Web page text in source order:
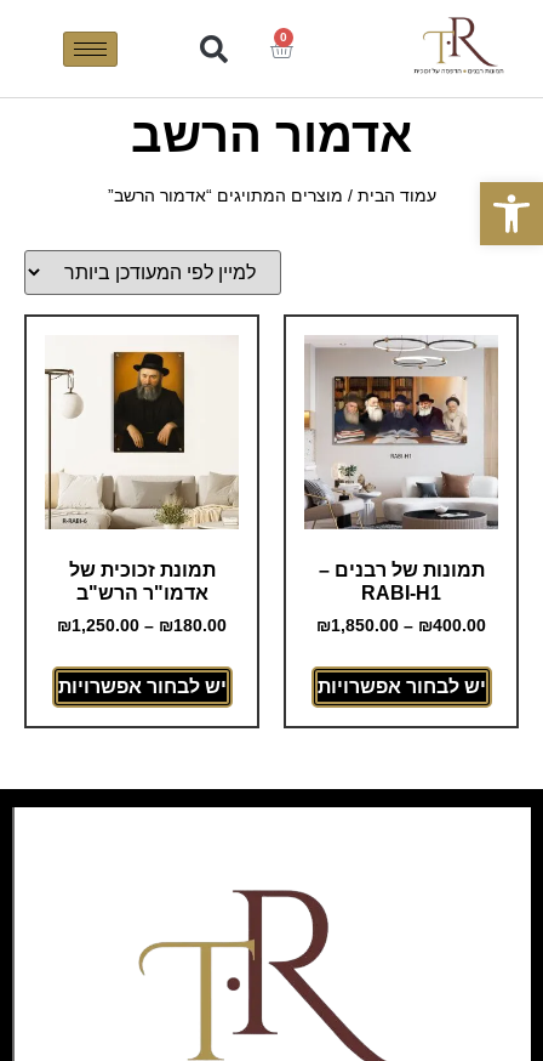
0
אדמור הרשב
עמוד הבית / מוצרים המתויגים “אדמור הרשב”
תמונות של רבנים –
RABI-H1
₪400.00
–
₪1,850.00
יש לבחור אפשרויות
תמונת זכוכית של
אדמו"ר הרש"ב
₪180.00
–
₪1,250.00
יש לבחור אפשרויות
פתח סרגל נגישות